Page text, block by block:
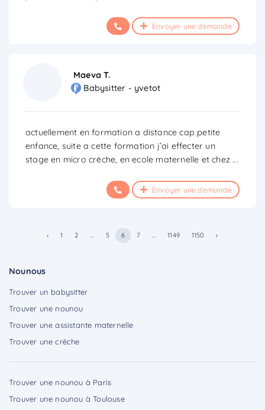
Nounous
Trouver un babysitter
Trouver une nounou
Trouver une assistante maternelle
Trouver une crèche
Trouver une nounou à Paris
Trouver une nounou à Toulouse
Envoyer une demande
Maeva T.
Babysitter - yvetot
actuellement en formation a distance cap petite
enfance, suite a cette formation j’ai effecter un
stage en micro créche, en ecole maternelle et chez ...
Envoyer une demande
‹ 1 2 ... 5 6 7 ... 1149 1150 ›